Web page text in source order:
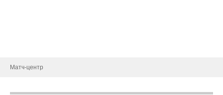
Матч-центр